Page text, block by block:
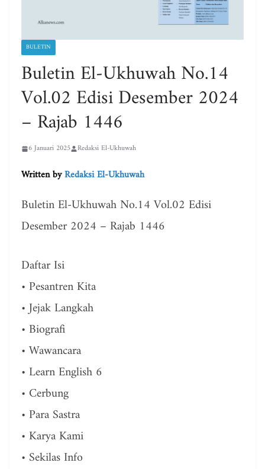
BULETIN
Buletin El-Ukhuwah No.14
Vol.02 Edisi Desember 2024
– Rajab 1446
6 Januari 2025 Redaksi El-Ukhuwah
Written byRedaksi El-Ukhuwah
Buletin El-Ukhuwah No.14 Vol.02 Edisi
Desember 2024 – Rajab 1446
Daftar Isi
• Pesantren Kita
• Jejak Langkah
• Biografi
• Wawancara
• Learn English 6
• Cerbung
• Para Sastra
• Karya Kami
• Sekilas Info